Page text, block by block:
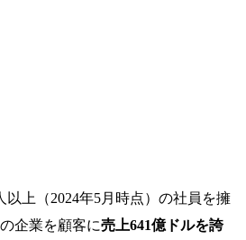
以上（2024年5月時点）の社員を擁
企業を顧客に売上641億ドルを誇